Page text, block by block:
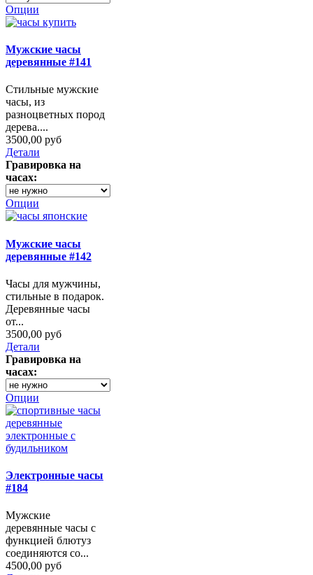
Опции
Мужские часы
деревянные #141
Стильные мужские
часы, из
разноцветных пород
дерева....
3500,00 руб
Детали
Гравировка на
часах:
Опции
Мужские часы
деревянные #142
Часы для мужчины,
стильные в подарок.
Деревянные часы
от...
3500,00 руб
Детали
Гравировка на
часах:
Опции
Электронные часы
#184
Мужские
деревянные часы с
функцией блютуз
соединяются со...
4500,00 руб